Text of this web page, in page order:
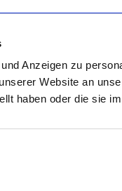
Anzeigen zu
Website an
haben oder die sie